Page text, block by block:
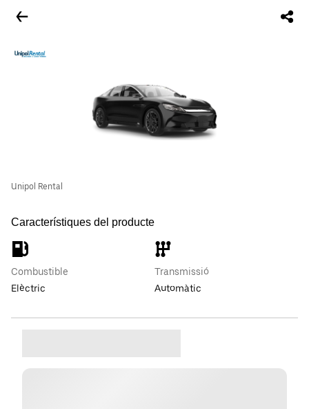
Unipol Rental
Característiques del producte
Combustible
Elèctric
Transmissió
Automàtic